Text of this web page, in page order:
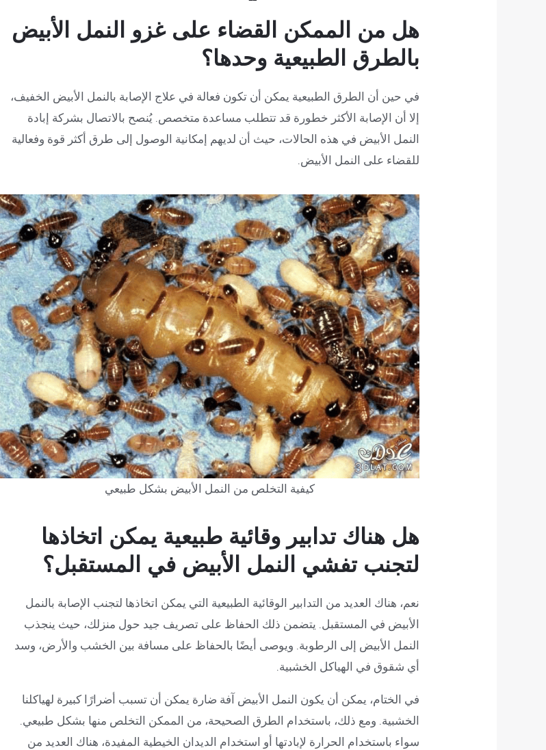
هل من الممكن القضاء على غزو النمل الأبيض
بالطرق الطبيعية وحدها؟
في حين أن الطرق الطبيعية يمكن أن تكون فعالة في علاج الإصابة بالنمل الأبيض الخفيف،
إلا أن الإصابة الأكثر خطورة قد تتطلب مساعدة متخصص. يُنصح بالاتصال بشركة إبادة
النمل الأبيض في هذه الحالات، حيث أن لديهم إمكانية الوصول إلى طرق أكثر قوة وفعالية
للقضاء على النمل الأبيض.
كيفية التخلص من النمل الأبيض بشكل طبيعي
هل هناك تدابير وقائية طبيعية يمكن اتخاذها
لتجنب تفشي النمل الأبيض في المستقبل؟
نعم، هناك العديد من التدابير الوقائية الطبيعية التي يمكن اتخاذها لتجنب الإصابة بالنمل
الأبيض في المستقبل. يتضمن ذلك الحفاظ على تصريف جيد حول منزلك، حيث ينجذب
النمل الأبيض إلى الرطوبة. ويوصى أيضًا بالحفاظ على مسافة بين الخشب والأرض، وسد
أي شقوق في الهياكل الخشبية.
في الختام، يمكن أن يكون النمل الأبيض آفة ضارة يمكن أن تسبب أضرارًا كبيرة لهياكلنا
الخشبية. ومع ذلك، باستخدام الطرق الصحيحة، من الممكن التخلص منها بشكل طبيعي.
سواء باستخدام الحرارة لإبادتها أو استخدام الديدان الخيطية المفيدة، هناك العديد من